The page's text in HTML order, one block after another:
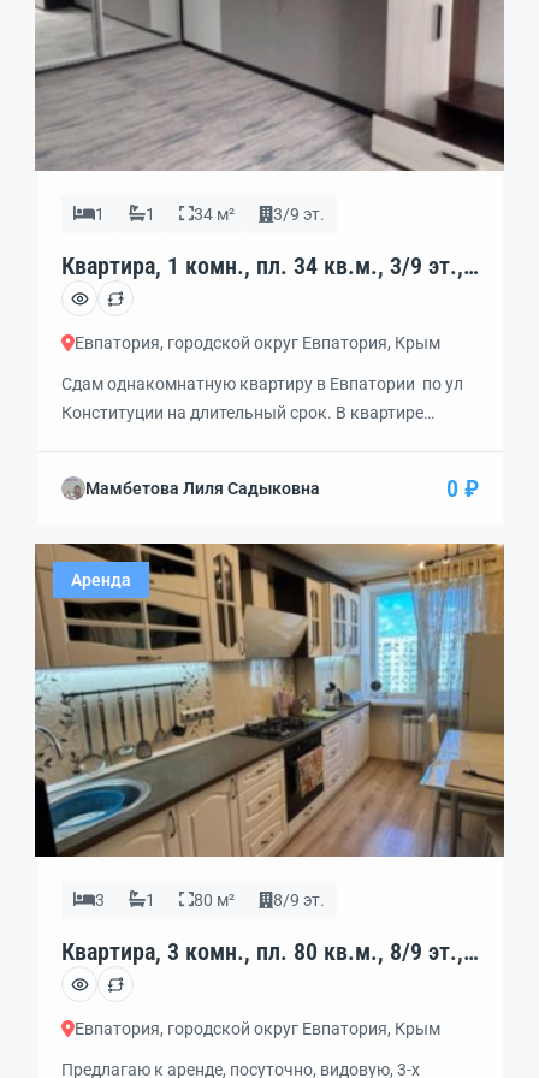
1 1 34 м² 3/9 эт.
Квартира, 1 комн., пл. 34 кв.м., 3/9 эт.,
код: 449580
Евпатория, городской округ Евпатория, Крым
Сдам однакомнатную квартиру в Евпатории по ул
Конституции на длительный срок. В квартире
транспорта. Исключительно без животных.
Мамбетова Лиля Садыковна 0 ₽
Аренда
3 1 80 м² 8/9 эт.
Квартира, 3 комн., пл. 80 кв.м., 8/9 эт.,
код: 452666
Евпатория, городской округ Евпатория, Крым
Предлагаю к аренде, посуточно, видовую, 3-х